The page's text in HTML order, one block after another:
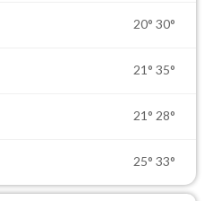
20° 30°
21° 35°
21° 28°
25° 33°